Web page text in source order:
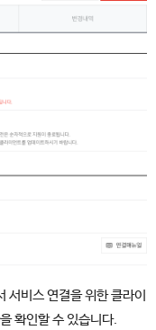
서비스 연결을 위한 클라이
확인할 수 있습니다.